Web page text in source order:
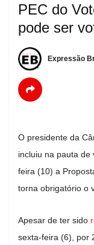
PEC do
pode ser
Expressão
O presidente da
incluiu na pauta de
feira (10) a
torna obrigatório o
Apesar de ter sido
sexta-feira (6), por